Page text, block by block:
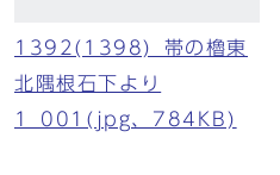
1392(1398)_帯の櫓東
北隅根石下より
1_001(jpg、784KB)